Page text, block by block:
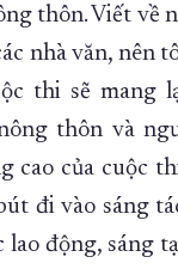
thôn. Viết về
nhà văn, nên
thi sẽ mang
thôn và
cao của cuộc
đi vào sáng
động, sáng